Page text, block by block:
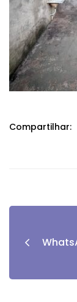
Compartilhar: